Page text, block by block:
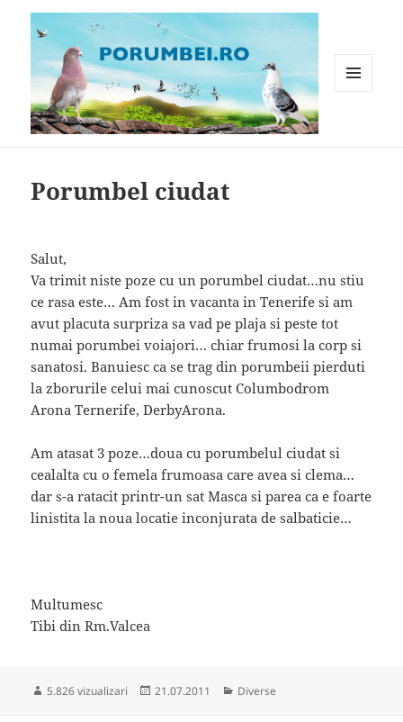
Porumbel ciudat
Salut,
Va trimit niste poze cu un porumbel ciudat…nu stiu
ce rasa este… Am fost in vacanta in Tenerife si am
avut placuta surpriza sa vad pe plaja si peste tot
numai porumbei voiajori… chiar frumosi la corp si
sanatosi. Banuiesc ca se trag din porumbeii pierduti
la zborurile celui mai cunoscut Columbodrom
Arona Ternerife, DerbyArona.
Am atasat 3 poze…doua cu porumbelul ciudat si
cealalta cu o femela frumoasa care avea si clema…
dar s-a ratacit printr-un sat Masca si parea ca e foarte
linistita la noua locatie inconjurata de salbaticie…
Multumesc
Tibi din Rm.Valcea
5.826 vizualizari
Publicat
21.07.2011 Categorii
Diverse